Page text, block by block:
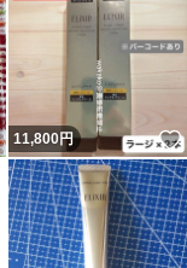
いいね！
11,800円